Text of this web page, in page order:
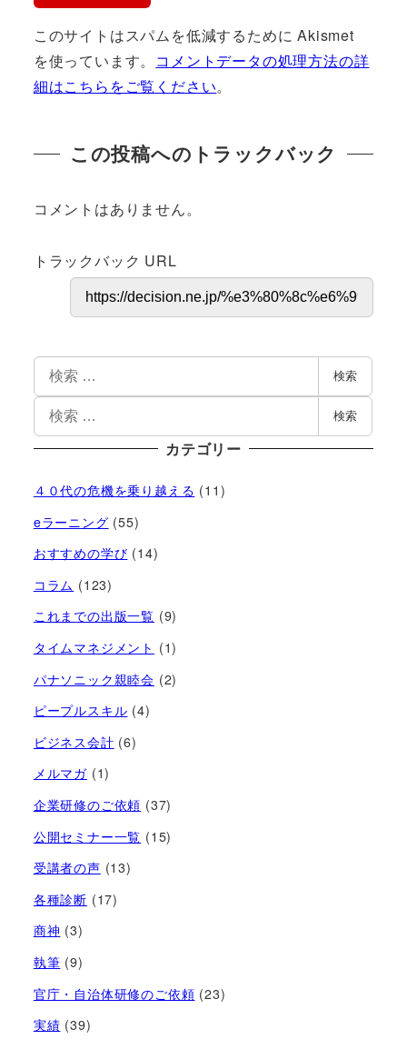
このサイトはスパムを低減するために Akismet
を使っています。 コメントデータの処理方法の詳
細はこちらをご覧ください。
この投稿へのトラックバック
コメントはありません。
トラックバック URL
検索
検索
カテゴリー
４０代の危機を乗り越える (11)
eラーニング (55)
おすすめの学び (14)
コラム (123)
これまでの出版一覧 (9)
タイムマネジメント (1)
パナソニック親睦会 (2)
ピープルスキル (4)
ビジネス会計 (6)
メルマガ (1)
企業研修のご依頼 (37)
公開セミナー一覧 (15)
受講者の声 (13)
各種診断 (17)
商神 (3)
執筆 (9)
官庁・自治体研修のご依頼 (23)
実績 (39)